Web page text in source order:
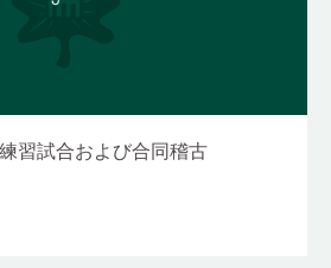
習試合および合同稽古